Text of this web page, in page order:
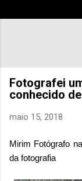
Fotografei
conhecido
maio 15, 2018
Mirim Fotógrafo
da fotografia